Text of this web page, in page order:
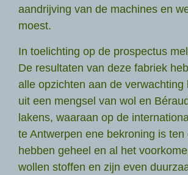
aandrijving van de machines en
moest.
In toelichting op de prospectus
De resultaten van deze fabriek
alle opzichten aan de verwachting
uit een mengsel van wol en
lakens, waaraan op de
te Antwerpen ene bekroning is ten
hebben geheel en al het
wollen stoffen en zijn even